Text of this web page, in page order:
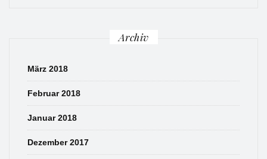
Archiv
März 2018
Februar 2018
Januar 2018
Dezember 2017